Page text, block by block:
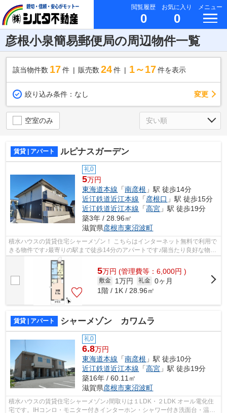
閲覧履歴
0
お気に入り
0
メニュー
彦根小泉簡易郵便局の周辺物件一覧
該当物件数 17件 販売数 24 件 1～17 件を表示
絞り込み条件： なし 変更
空室のみ
賃貸 | アパート ルピナスガーデン
礼0
5万円
東海道本線 「南彦根 」駅 徒歩14分
近江鉄道近江本線 「彦根口 」駅 徒歩15分
近江鉄道近江本線 「高宮 」駅 徒歩19分
築3年 / 28.96㎡
滋賀県彦根市東沼波町
積水ハウスの賃貸住宅シャーメゾン！ こちらはインターネット無料で利用で
きる物件です♪最寄りの駅まで徒歩14分のアパートです♪陽当たり良好な物件
です♪ ZEH（ネット・ゼロ・エネルギ...
5万円 (管理費等：6,000円 )
敷金 1万円 礼金 0ヶ月
1階 / 1K / 28.96㎡
賃貸 | アパート シャーメゾン カワムラ
礼0
6.8万円
東海道本線 「南彦根 」駅 徒歩10分
近江鉄道近江本線 「高宮 」駅 徒歩19分
築16年 / 60.11㎡
滋賀県彦根市東沼波町
積水ハウスの賃貸住宅シャーメゾン♪間取りは１LDK・２LDK オール電化住
宅です。IHコンロ・モニター付きインターホン・シャワー付き洗面台・温水